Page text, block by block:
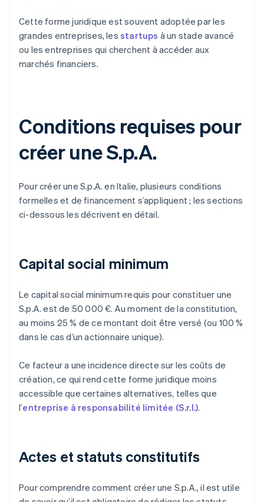
Cette forme juridique est souvent adoptée par les
grandes entreprises, les startups à un stade avancé
ou les entreprises qui cherchent à accéder aux
marchés financiers.
Conditions requises pour
créer une S.p.A.
Pour créer une S.p.A. en Italie, plusieurs conditions
formelles et de financement s’appliquent ; les sections
ci-dessous les décrivent en détail.
Capital social minimum
Le capital social minimum requis pour constituer une
S.p.A. est de 50 000 €. Au moment de la constitution,
au moins 25 % de ce montant doit être versé (ou 100 %
dans le cas d’un actionnaire unique).
Ce facteur a une incidence directe sur les coûts de
création, ce qui rend cette forme juridique moins
accessible que certaines alternatives, telles que
l’entreprise à responsabilité limitée (S.r.l.).
Actes et statuts constitutifs
Pour comprendre comment créer une S.p.A., il est utile